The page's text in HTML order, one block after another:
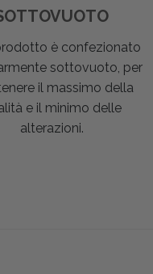
è confezionato
sottovuoto, per
il massimo della
e il minimo delle
alterazioni.